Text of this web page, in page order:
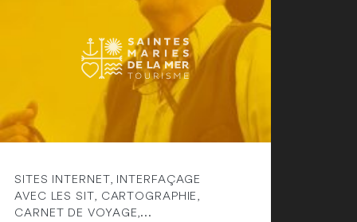
SITES INTERNET, INTERFAÇAGE
AVEC LES SIT, CARTOGRAPHIE,
CARNET DE VOYAGE,...